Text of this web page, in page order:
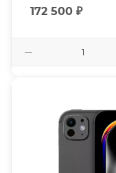
172 500 ₽